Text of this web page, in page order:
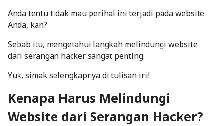
Anda tentu tidak mau perihal ini terjadi pada website
Anda, kan?
Sebab itu, mengetahui langkah melindungi website
dari serangan hacker sangat penting.
Yuk, simak selengkapnya di tulisan ini!
Kenapa Harus Melindungi
Website dari Serangan Hacker?